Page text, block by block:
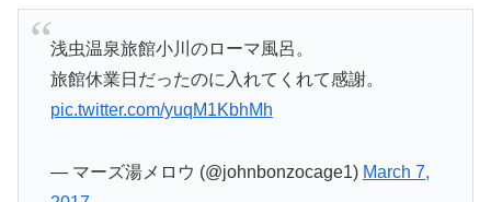
浅虫温泉旅館小川のローマ風呂。
旅館休業日だったのに入れてくれて感謝。
pic.twitter.com/yuqM1KbhMh
— マーズ湯メロウ (@johnbonzocage1) March 7,